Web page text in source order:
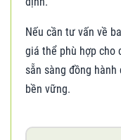
Nếu cần tư vấn về
giá thể phù hợp cho
sẵn sàng đồng
bền vững.